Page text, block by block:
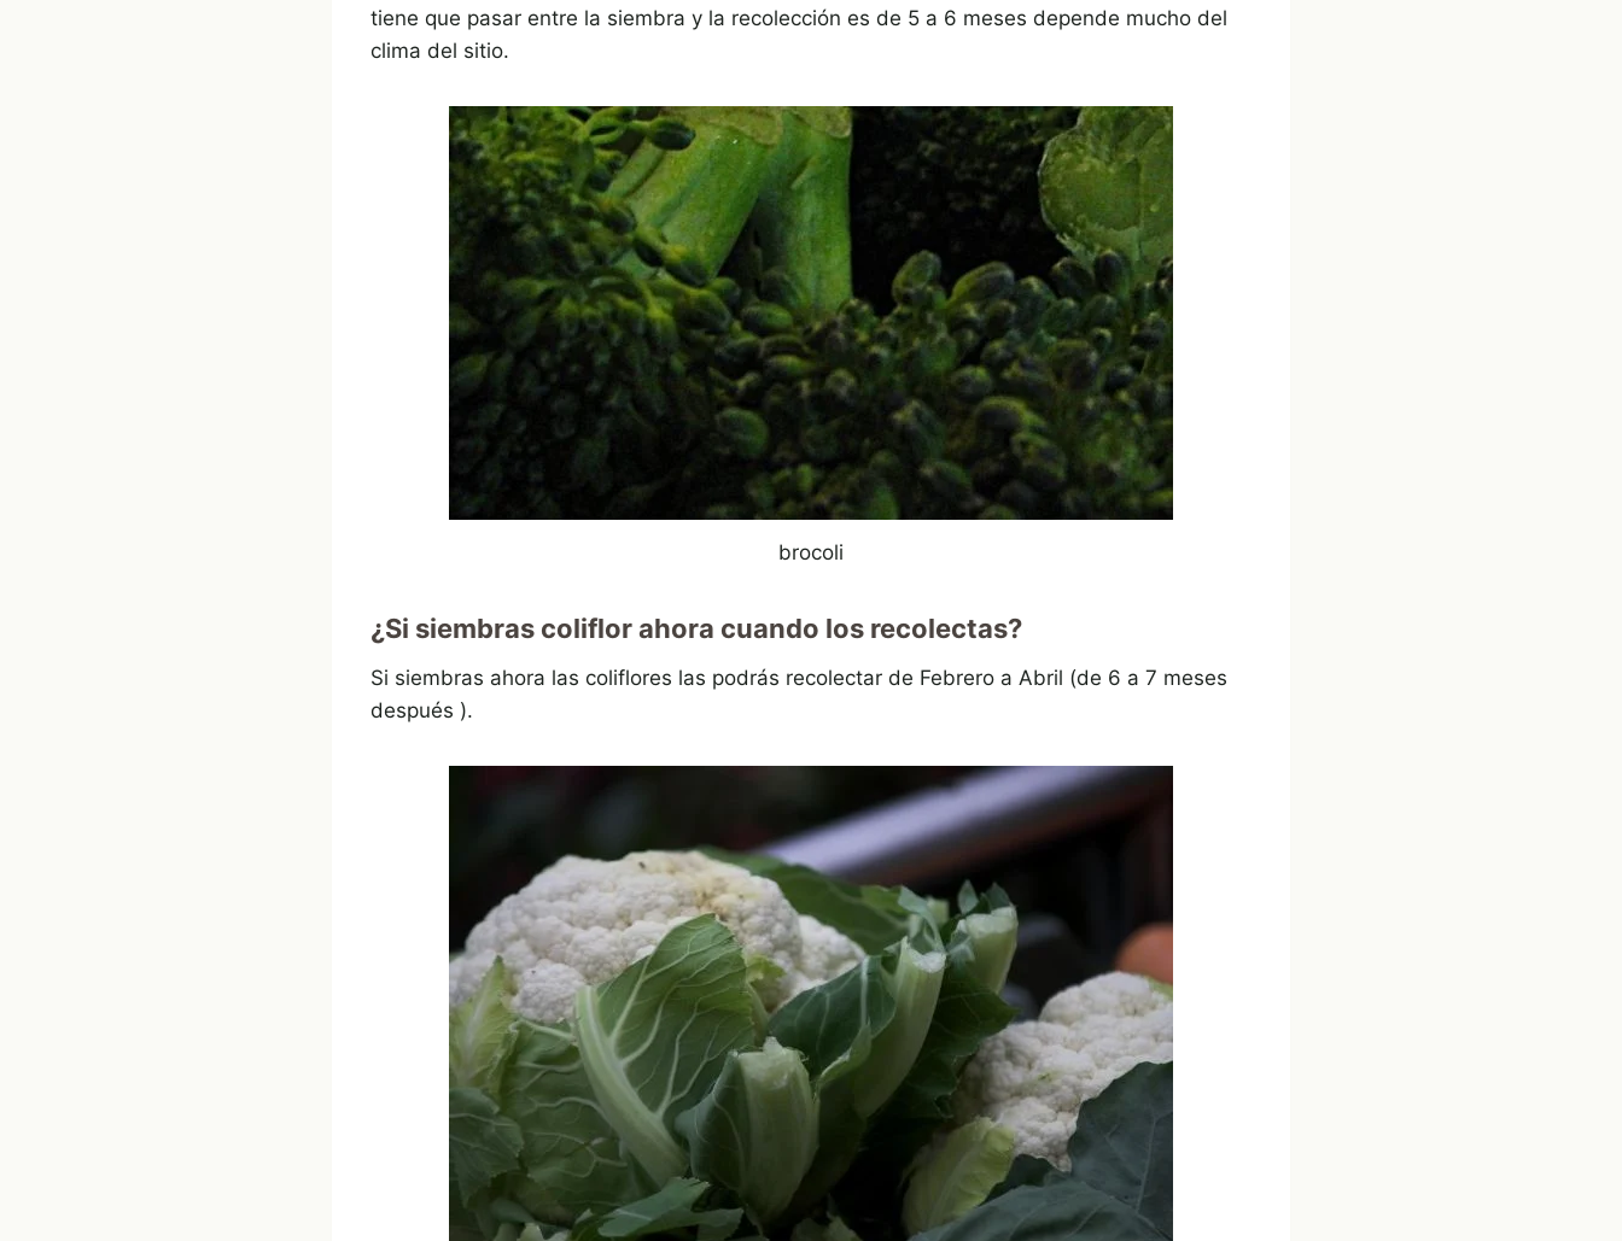
tiene que pasar entre la siembra y la recolección es de 5 a 6 meses depende mucho del
clima del sitio.
brocoli
¿Si siembras coliflor ahora cuando los recolectas?
Si siembras ahora las coliflores las podrás recolectar de Febrero a Abril (de 6 a 7 meses
después ).